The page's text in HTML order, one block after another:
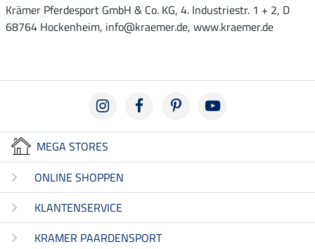
Krämer Pferdesport GmbH & Co. KG, 4. Industriestr. 1 + 2, D
68764 Hockenheim, info@kraemer.de, www.kraemer.de
MEGA STORES
ONLINE SHOPPEN
KLANTENSERVICE
KRAMER PAARDENSPORT